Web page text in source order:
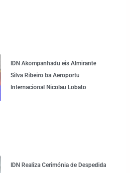
IDN Akompanhadu eis Almirante
Silva Ribeiro ba Aeroportu
Internacional Nicolau Lobato
IDN Realiza Cerimónia de Despedida